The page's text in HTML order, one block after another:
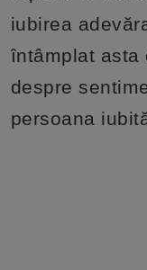
iubirea
întâmplat asta
despre
persoana